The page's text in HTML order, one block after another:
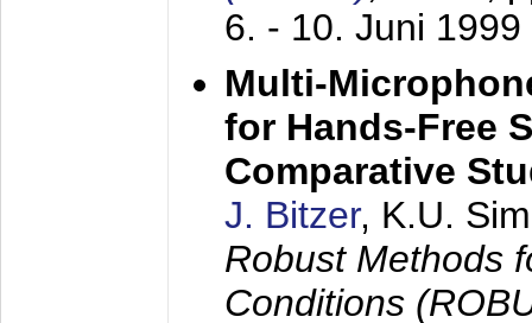
6. - 10. Juni 1999
Multi-
for Hands-Free
Comparative
J. Bitzer, K.U.
Robust Methods
Conditions